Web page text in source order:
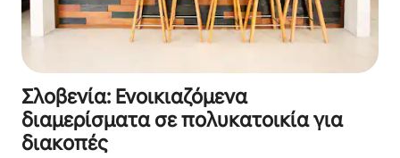
Σλοβενία: Ενοικιαζόμενα
διαμερίσματα σε πολυκατοικία για
διακοπές